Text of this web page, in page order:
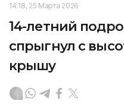
14:18, 25 Марта 2026
14-летний
спрыгнул с
крышу